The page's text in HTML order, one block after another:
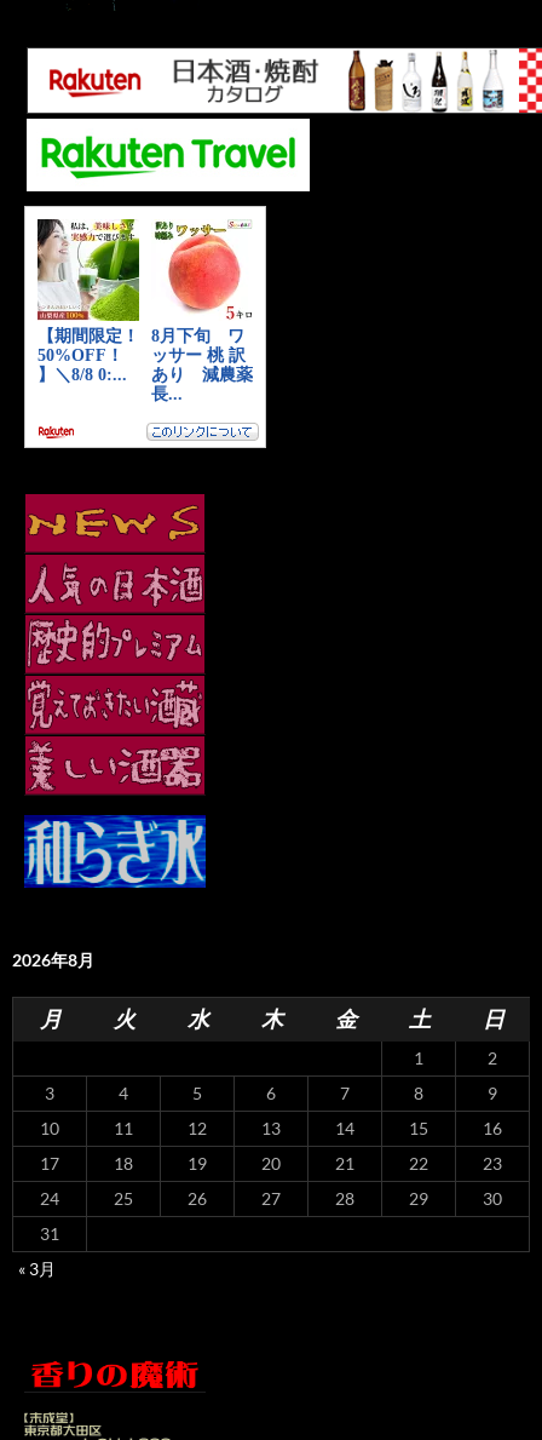
2026年8月
月 火 水 木 金 土 日
1
2
3
4 5 6 7 8
9
10
11 12 13 14 15
16
17
18 19 20 21 22
23
24
25 26 27 28 29
30
31
« 3月